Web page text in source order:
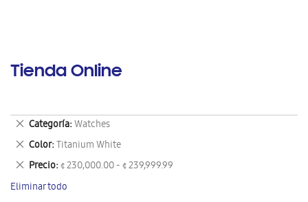
Tienda Online
Categoría Watches
Eliminar
este
artículo
Color Titanium White
Eliminar
este
artículo
Precio ¢ 230,000.00 - ¢ 239,999.99
Eliminar
este
artículo
Eliminar todo